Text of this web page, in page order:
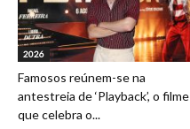
2026
Famosos reúnem-se na
antestreia de ‘Playback’, o filme
que celebra o...